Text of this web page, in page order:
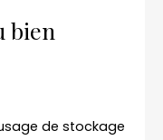
bien
de stockage